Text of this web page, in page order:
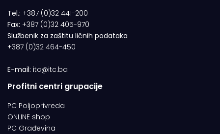
Tel.: +387 (0)32 441-200
Fax: +387 (0)32 405-970
Službenik za zaštitu ličnih podataka
+387 (0)32 464-450
E-mail: itc@itc.ba
Profitni centri grupacije
PC Poljoprivreda
ONLINE shop
PC Građevina